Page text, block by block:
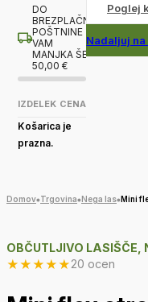
DO
BREZPLAČNE
POŠTNINE
VAM
MANJKA ŠE
50,00 €
IZDELEK CENA
Košarica je
prazna.
Poglej
Nadaljuj
Domov Trgovina Nega las Mini
OBČUTLJIVO LASIŠČE,
★★★★★20 ocen